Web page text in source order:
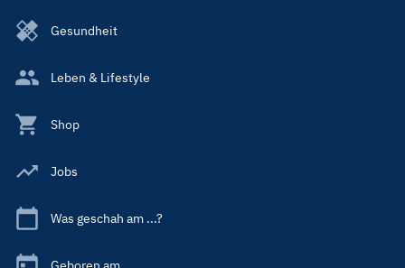
Gesundheit
Leben & Lifestyle
Shop
Jobs
Was geschah am ...?